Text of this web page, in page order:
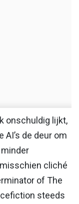
onschuldig lijkt,
de deur om
cliché
of The
steeds